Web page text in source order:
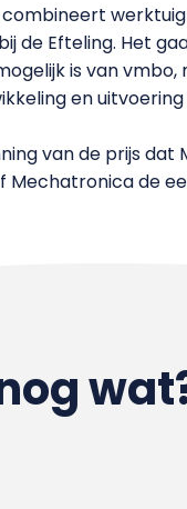
de Efteling. Het
is van
en
van de prijs
Mechatronica de